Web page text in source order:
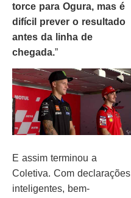
torce para Ogura, mas é
difícil prever o resultado
antes da linha de
chegada.”
E assim terminou a
Coletiva. Com declarações
inteligentes, bem-